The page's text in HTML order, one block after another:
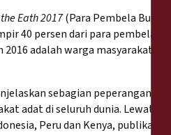
Eath 2017(Para Pembela Bumi
40 persen dari para pembela
adalah warga masyarakat
sebagian peperangan
adat di seluruh dunia. Lewat
Peru dan Kenya, publikasi